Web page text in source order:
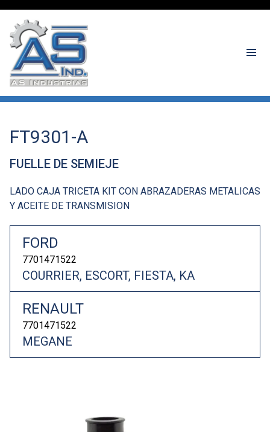
FT9301-A
FUELLE DE SEMIEJE
LADO CAJA TRICETA KIT CON ABRAZADERAS METALICAS
Y ACEITE DE TRANSMISION
FORD
7701471522
COURRIER, ESCORT, FIESTA, KA
RENAULT
7701471522
MEGANE